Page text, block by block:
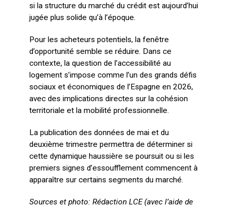
si la structure du marché du crédit est aujourd’hui
jugée plus solide qu’à l’époque.
Pour les acheteurs potentiels, la fenêtre
d’opportunité semble se réduire. Dans ce
contexte, la question de l’accessibilité au
logement s’impose comme l’un des grands défis
sociaux et économiques de l’Espagne en 2026,
avec des implications directes sur la cohésion
territoriale et la mobilité professionnelle.
La publication des données de mai et du
deuxième trimestre permettra de déterminer si
cette dynamique haussière se poursuit ou si les
premiers signes d’essoufflement commencent à
apparaître sur certains segments du marché.
Sources et photo: Rédaction LCE (avec l’aide de